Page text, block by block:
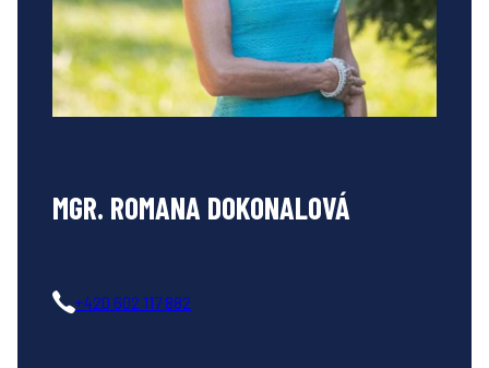
MGR. ROMANA DOKONALOVÁ
+420 602 117 882